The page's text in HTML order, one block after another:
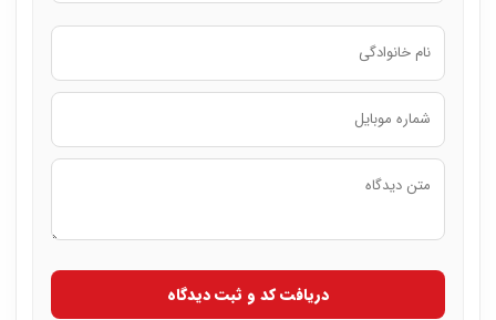
دریافت کد و ثبت دیدگاه